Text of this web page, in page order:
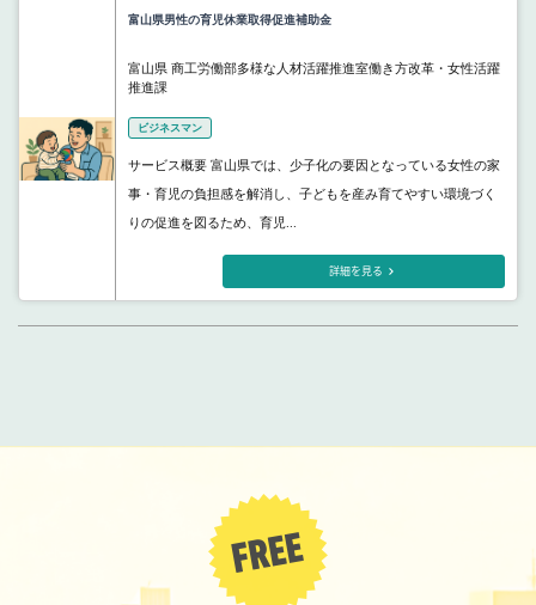
富山県男性の育児休業取得促進補助金
富山県 商工労働部多様な人材活躍推進室働き方改革・女性活躍
推進課
ビジネスマン
サービス概要 富山県では、少子化の要因となっている女性の家
事・育児の負担感を解消し、子どもを産み育てやすい環境づく
りの促進を図るため、育児...
詳細を見る